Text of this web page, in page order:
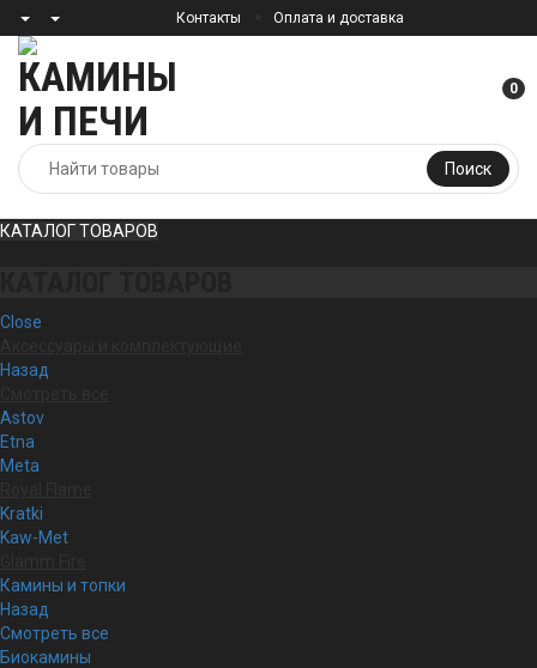
Контакты Оплата и доставка
Поиск
0
КАТАЛОГ ТОВАРОВ
Close
Назад
Astov
Etna
Meta
Kratki
Kaw-Met
Камины и топки
Назад
Смотреть все
Биокамины